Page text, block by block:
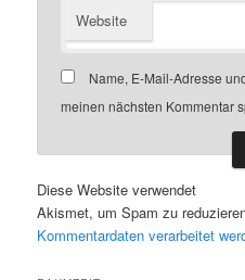
Website
Name, E-Mail-Adresse
meinen nächsten Kommentar
Diese Website verwendet
Akismet, um Spam zu
Kommentardaten verarbeitet